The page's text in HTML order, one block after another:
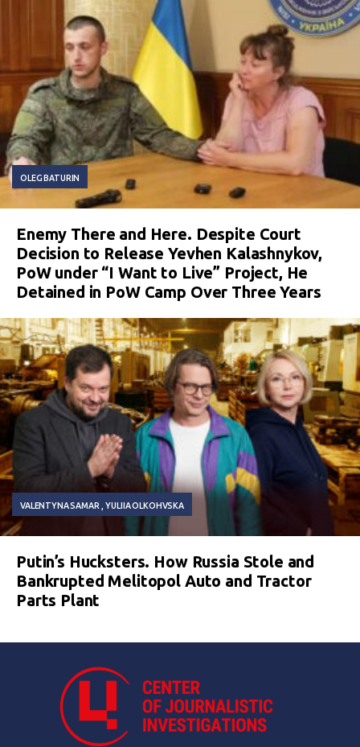
OLEG BATURIN
Enemy There and Here. Despite Court
Decision to Release Yevhen Kalashnykov,
PoW under “I Want to Live” Project, He
Detained in PoW Camp Over Three Years
VALENTYNA SAMAR YULIIA OLKOHVSKA
Putin’s Hucksters. How Russia Stole and
Bankrupted Melitopol Auto and Tractor
Parts Plant